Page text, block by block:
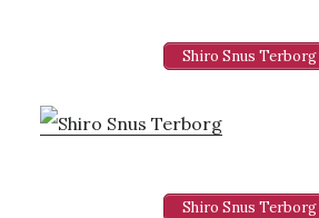
Shiro Snus Terborg
Shiro Snus Terborg